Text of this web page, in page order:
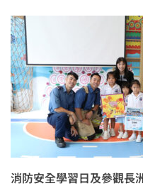
消防安全學習日及參觀長